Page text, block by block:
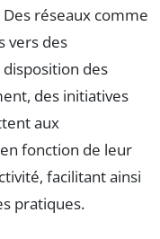
réseaux comme
vers des
des
des initiatives
aux
fonction de leur
facilitant ainsi
pratiques.